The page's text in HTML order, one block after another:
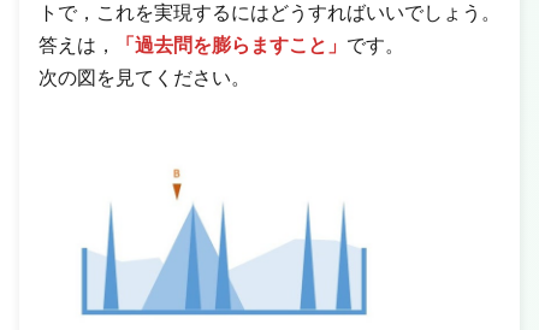
トで，これを実現するにはどうすればいいでしょう。
答えは，
「過去問を膨らますこと」 です。
次の図を見てください。